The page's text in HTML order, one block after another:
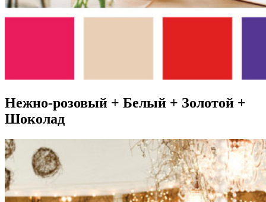
Нежно-розовый + Белый + Золотой +
Шоколад